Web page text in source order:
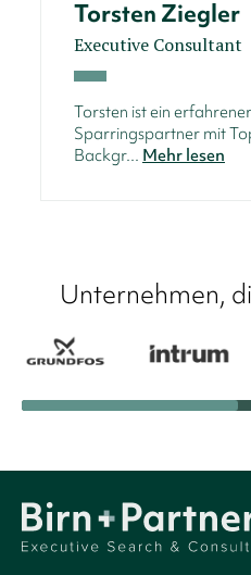
Torsten Ziegler
Executive Consultant
Torsten ist ein
Sparringspartner mit
Backgr... Mehr lesen
Unternehmen,